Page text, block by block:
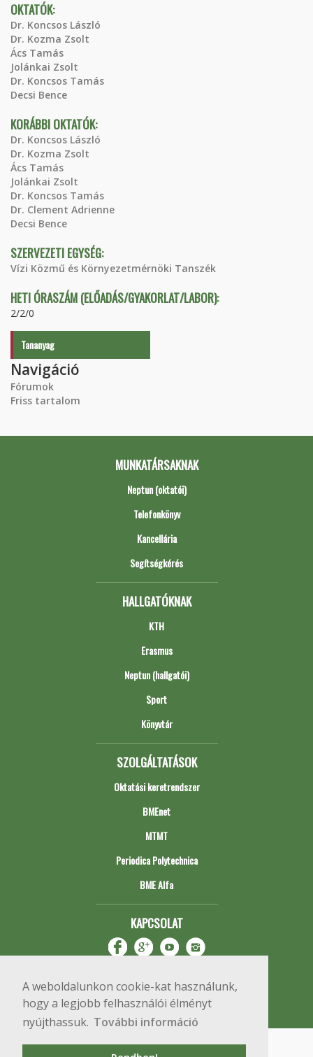
A weboldalunkon cookie-kat használunk,
hogy a legjobb felhasználói élményt
nyújthassuk. További információ
OKTATÓK:
Dr. Koncsos László
Dr. Kozma Zsolt
Ács Tamás
Jolánkai Zsolt
Dr. Koncsos Tamás
Decsi Bence
KORÁBBI OKTATÓK:
Dr. Koncsos László
Dr. Kozma Zsolt
Ács Tamás
Jolánkai Zsolt
Dr. Koncsos Tamás
Dr. Clement Adrienne
Decsi Bence
SZERVEZETI EGYSÉG:
Vízi Közmű és Környezetmérnöki Tanszék
HETI ÓRASZÁM (ELŐADÁS/GYAKORLAT/LABOR):
2/2/0
Tananyag
Navigáció
Fórumok
Friss tartalom
MUNKATÁRSAKNAK
Neptun (oktatói)
Telefonkönyv
Kancellária
Segítségkérés
HALLGATÓKNAK
KTH
Erasmus
Neptun (hallgatói)
Sport
Könyvtár
SZOLGÁLTATÁSOK
Oktatási keretrendszer
BMEnet
MTMT
Periodica Polytechnica
BME Alfa
KAPCSOLAT
Copyright © 2020 BME Építőmérnöki Kar